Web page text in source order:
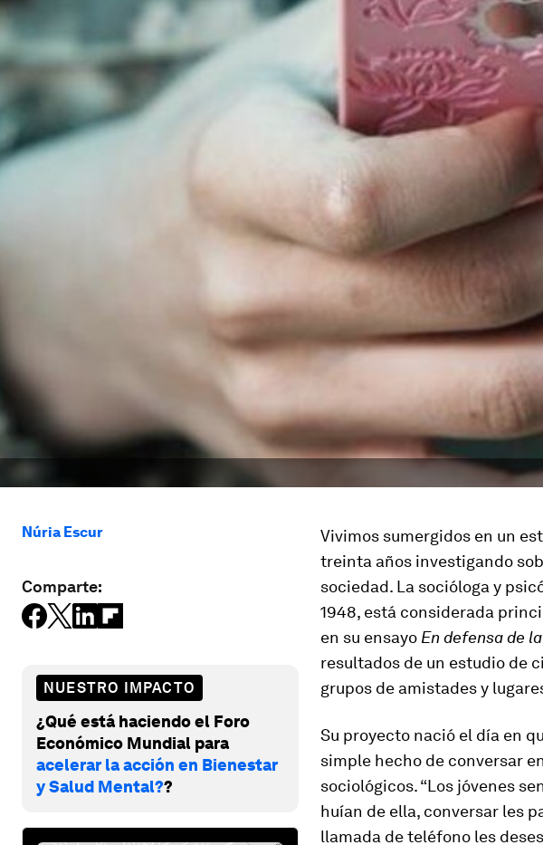
Núria Escur
Comparte:
NUESTRO IMPACTO
¿Qué está haciendo el Foro
Económico Mundial para
acelerar la acción en Bienestar
y Salud Mental??
Vivimos sumergidos en un
treinta años investigando
sociedad. La socióloga y
1948, está considerada
en su ensayo En defensa de
resultados de un estudio de
grupos de amistades y
Su proyecto nació el día en
simple hecho de conversar
sociológicos. “Los jóvenes
huían de ella, conversar les
llamada de teléfono les